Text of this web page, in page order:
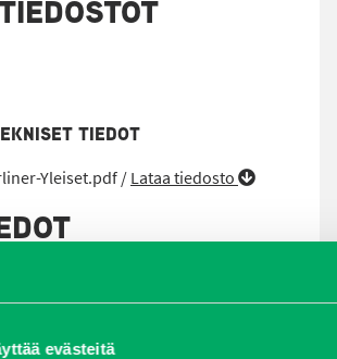
evästeitä
TIEDOT
Yleiset.pdf /Lataa tiedosto